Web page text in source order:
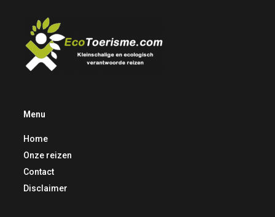
Menu
Home
Onze reizen
Contact
Disclaimer